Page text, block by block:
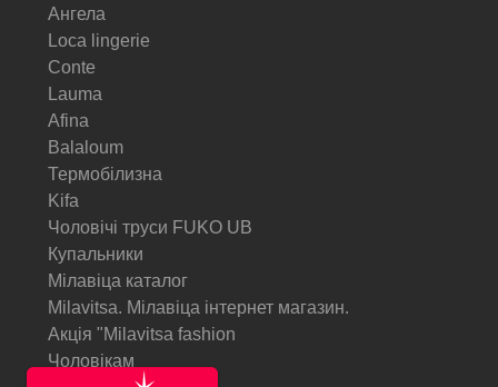
Ангела
Loca lingerie
Conte
Lauma
Afina
Balaloum
Термобілизна
Kifa
Чоловічі труси FUKO UB
Купальники
Мілавіца каталог
Milavitsa. Мілавіца інтернет магазин.
Акція "Milavitsa fashion
Чоловікам